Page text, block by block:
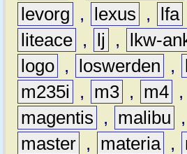
levorg
, lexus , lfa
liteace , lj , lkw-
logo , loswerden ,
m235i
, m3 , m4 ,
magentis
, malibu ,
master , materia ,